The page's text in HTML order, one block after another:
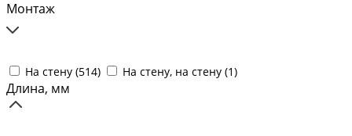
Монтаж
На стену (514) На стену, на стену (1)
Длина, мм